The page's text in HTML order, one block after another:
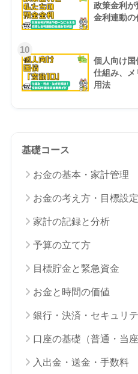
政策金利が
金利連動の
10
個人向け国
仕組み、メ
用法
基礎コース
お金の基本・家計管理
お金の考え方・目標設定
家計の記録と分析
予算の立て方
目標貯金と緊急資金
お金と時間の価値
銀行・決済・セキュリ
口座の基礎（普通・当座
入出金・送金・手数料